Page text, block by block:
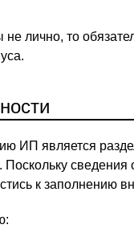
лично, то
ИП является
к заполнению